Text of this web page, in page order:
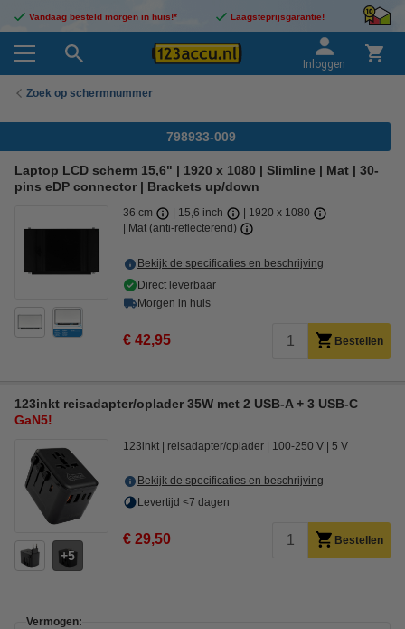
Vandaag besteld morgen in huis!* Laagsteprijsgarantie!
Inloggen
Zoek op schermnummer
798933-009
Laptop LCD scherm 15,6" | 1920 x 1080 | Slimline | Mat | 30-
pins eDP connector | Brackets up/down
36 cm 15,6 inch
1920 x 1080
Mat (anti-reflecterend)
Bekijk de specificaties en beschrijving
Direct leverbaar
Morgen in huis
€ 42,95 Bestellen
123inkt reisadapter/oplader 35W met 2 USB-A + 3 USB-C
GaN5!
5
123inkt reisadapter/oplader 100-250 V 5 V
Bekijk de specificaties en beschrijving
Levertijd <7 dagen
€ 29,50 Bestellen
Vermogen: